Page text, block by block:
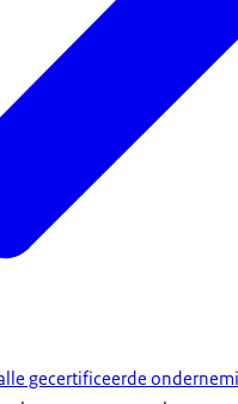
gecertificeerde